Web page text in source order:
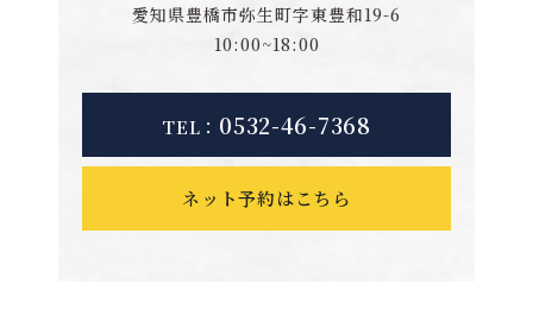
愛知県豊橋市弥生町字東豊和19-6
10:00~18:00
TEL： 0532-46-7368
ネット予約はこちら